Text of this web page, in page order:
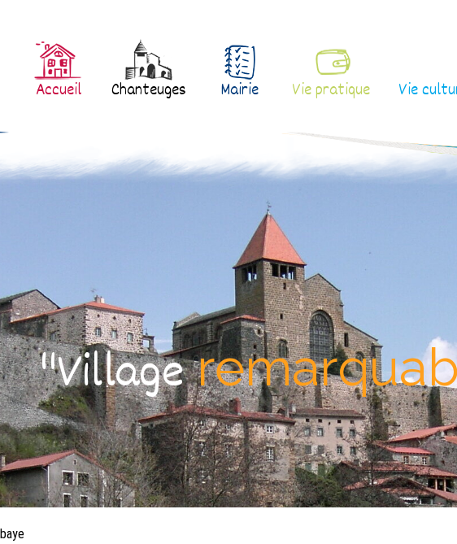
Accueil Chanteuges Mairie Vie pratique Vie
"Village